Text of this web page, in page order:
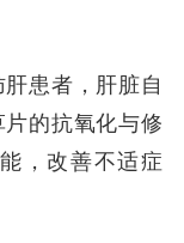
患者，肝脏自
的抗氧化与修
，改善不适症